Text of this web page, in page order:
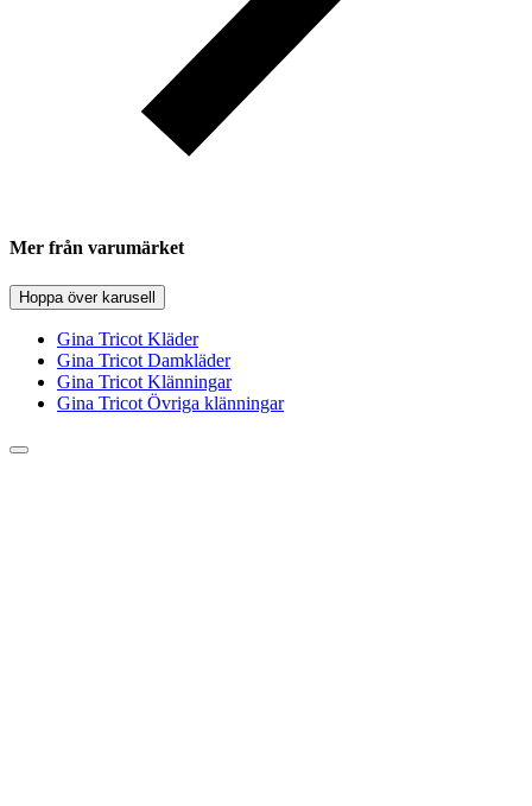
Mer från varumärket
Hoppa över karusell
Gina Tricot Kläder
Gina Tricot Damkläder
Gina Tricot Klänningar
Gina Tricot Övriga klänningar